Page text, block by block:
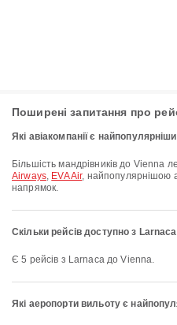
Поширені запитання про
Які авіакомпанії є
Більшість мандрівників до Vienna
Airways, EVA Air, найпопулярнішою
напрямок.
Скільки рейсів доступно з
Є 5 рейсів з Larnaca до Vienna.
Які аеропорти вильоту є